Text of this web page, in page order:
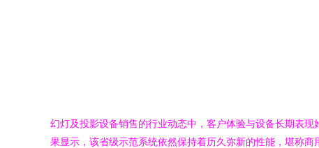
幻灯及投影设备销售的行业动态中，客户体验与设备长期表
果显示，该省级示范系统依然保持着历久弥新的性能，堪称